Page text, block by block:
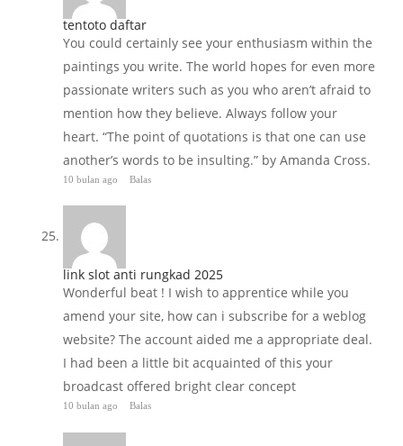
tentoto daftar
You could certainly see your enthusiasm within the
paintings you write. The world hopes for even more
passionate writers such as you who aren’t afraid to
mention how they believe. Always follow your
heart. “The point of quotations is that one can use
another’s words to be insulting.” by Amanda Cross.
10 bulan ago Balas
link slot anti rungkad 2025
Wonderful beat ! I wish to apprentice while you
amend your site, how can i subscribe for a weblog
website? The account aided me a appropriate deal.
I had been a little bit acquainted of this your
broadcast offered bright clear concept
10 bulan ago Balas